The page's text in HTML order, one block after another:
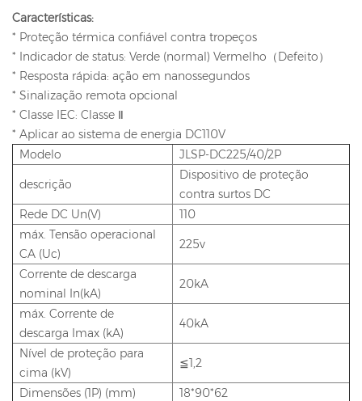
Características:
* Proteção térmica confiável contra tropeços
* Indicador de status: Verde (normal) Vermelho（Defeito）
* Resposta rápida: ação em nanossegundos
* Sinalização remota opcional
* Classe IEC: Classe Ⅱ
* Aplicar ao sistema de energia DC110V
Modelo
JLSP-DC225/40/2P
descrição
Dispositivo de proteção
contra surtos DC
Rede DC Un(V)
110
máx. Tensão operacional
CA (Uc)
225v
Corrente de descarga
nominal In(kA)
20kA
máx. Corrente de
descarga Imax (kA)
40kA
Nível de proteção para
cima (kV)
≦1,2
Dimensões (1P) (mm)
18*90*62